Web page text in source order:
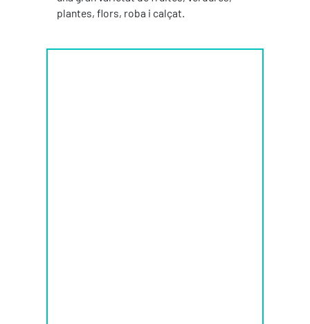
plantes, flors, roba i calçat.